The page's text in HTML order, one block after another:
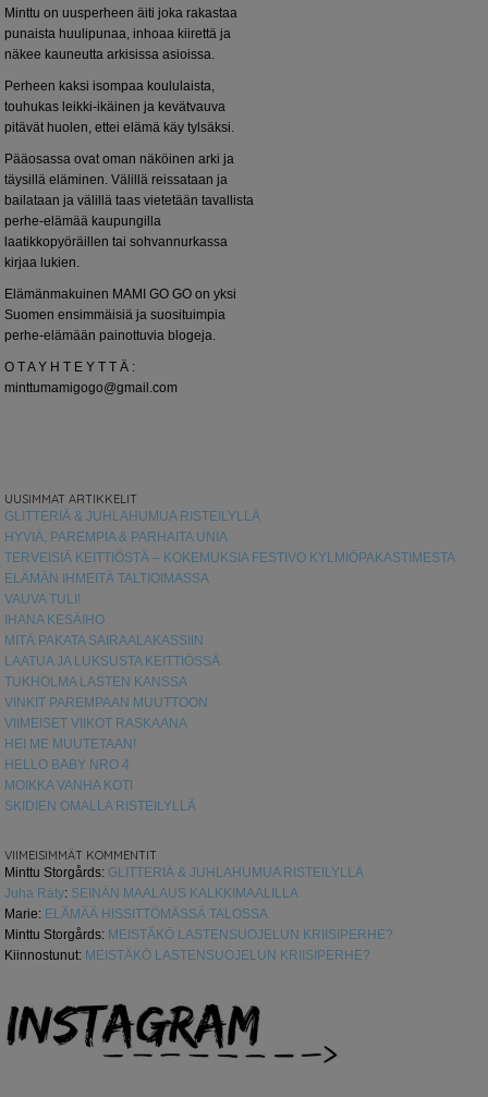
Minttu on uusperheen äiti joka rakastaa
punaista huulipunaa, inhoaa kiirettä ja
näkee kauneutta arkisissa asioissa.
Perheen kaksi isompaa koululaista,
touhukas leikki-ikäinen ja kevätvauva
pitävät huolen, ettei elämä käy tylsäksi.
Pääosassa ovat oman näköinen arki ja
täysillä eläminen. Välillä reissataan ja
bailataan ja välillä taas vietetään tavallista
perhe-elämää kaupungilla
laatikkopyöräillen tai sohvannurkassa
kirjaa lukien.
Elämänmakuinen MAMI GO GO on yksi
Suomen ensimmäisiä ja suosituimpia
perhe-elämään painottuvia blogeja.
O T A Y H T E Y T T Ä :
minttumamigogo@gmail.com
UUSIMMAT ARTIKKELIT
GLITTERIÄ & JUHLAHUMUA RISTEILYLLÄ
HYVIÄ, PAREMPIA & PARHAITA UNIA
TERVEISIÄ KEITTIÖSTÄ – KOKEMUKSIA FESTIVO KYLMIÖPAKASTIMESTA
ELÄMÄN IHMEITÄ TALTIOIMASSA
VAUVA TULI!
IHANA KESÄIHO
MITÄ PAKATA SAIRAALAKASSIIN
LAATUA JA LUKSUSTA KEITTIÖSSÄ
TUKHOLMA LASTEN KANSSA
VINKIT PAREMPAAN MUUTTOON
VIIMEISET VIIKOT RASKAANA
HEI ME MUUTETAAN!
HELLO BABY NRO 4
MOIKKA VANHA KOTI
SKIDIEN OMALLA RISTEILYLLÄ
VIIMEISIMMÄT KOMMENTIT
Minttu Storgårds: GLITTERIÄ & JUHLAHUMUA RISTEILYLLÄ
Juha Räty: SEINÄN MAALAUS KALKKIMAALILLA
Marie: ELÄMÄÄ HISSITTÖMÄSSÄ TALOSSA
Minttu Storgårds: MEISTÄKÖ LASTENSUOJELUN KRIISIPERHE?
Kiinnostunut: MEISTÄKÖ LASTENSUOJELUN KRIISIPERHE?